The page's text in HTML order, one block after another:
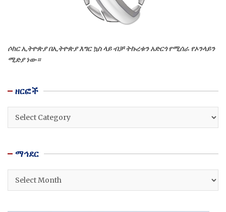
ሶከር ኢትዮጵያ በኢትዮጵያ እግር ኳስ ላይ ብቻ ትኩረቱን አድርጎ የሚሰራ የኦንላይን
ሚድያ ነው።
ዘርፎች
ዘርፎች
ማኅደር
ማኅደር